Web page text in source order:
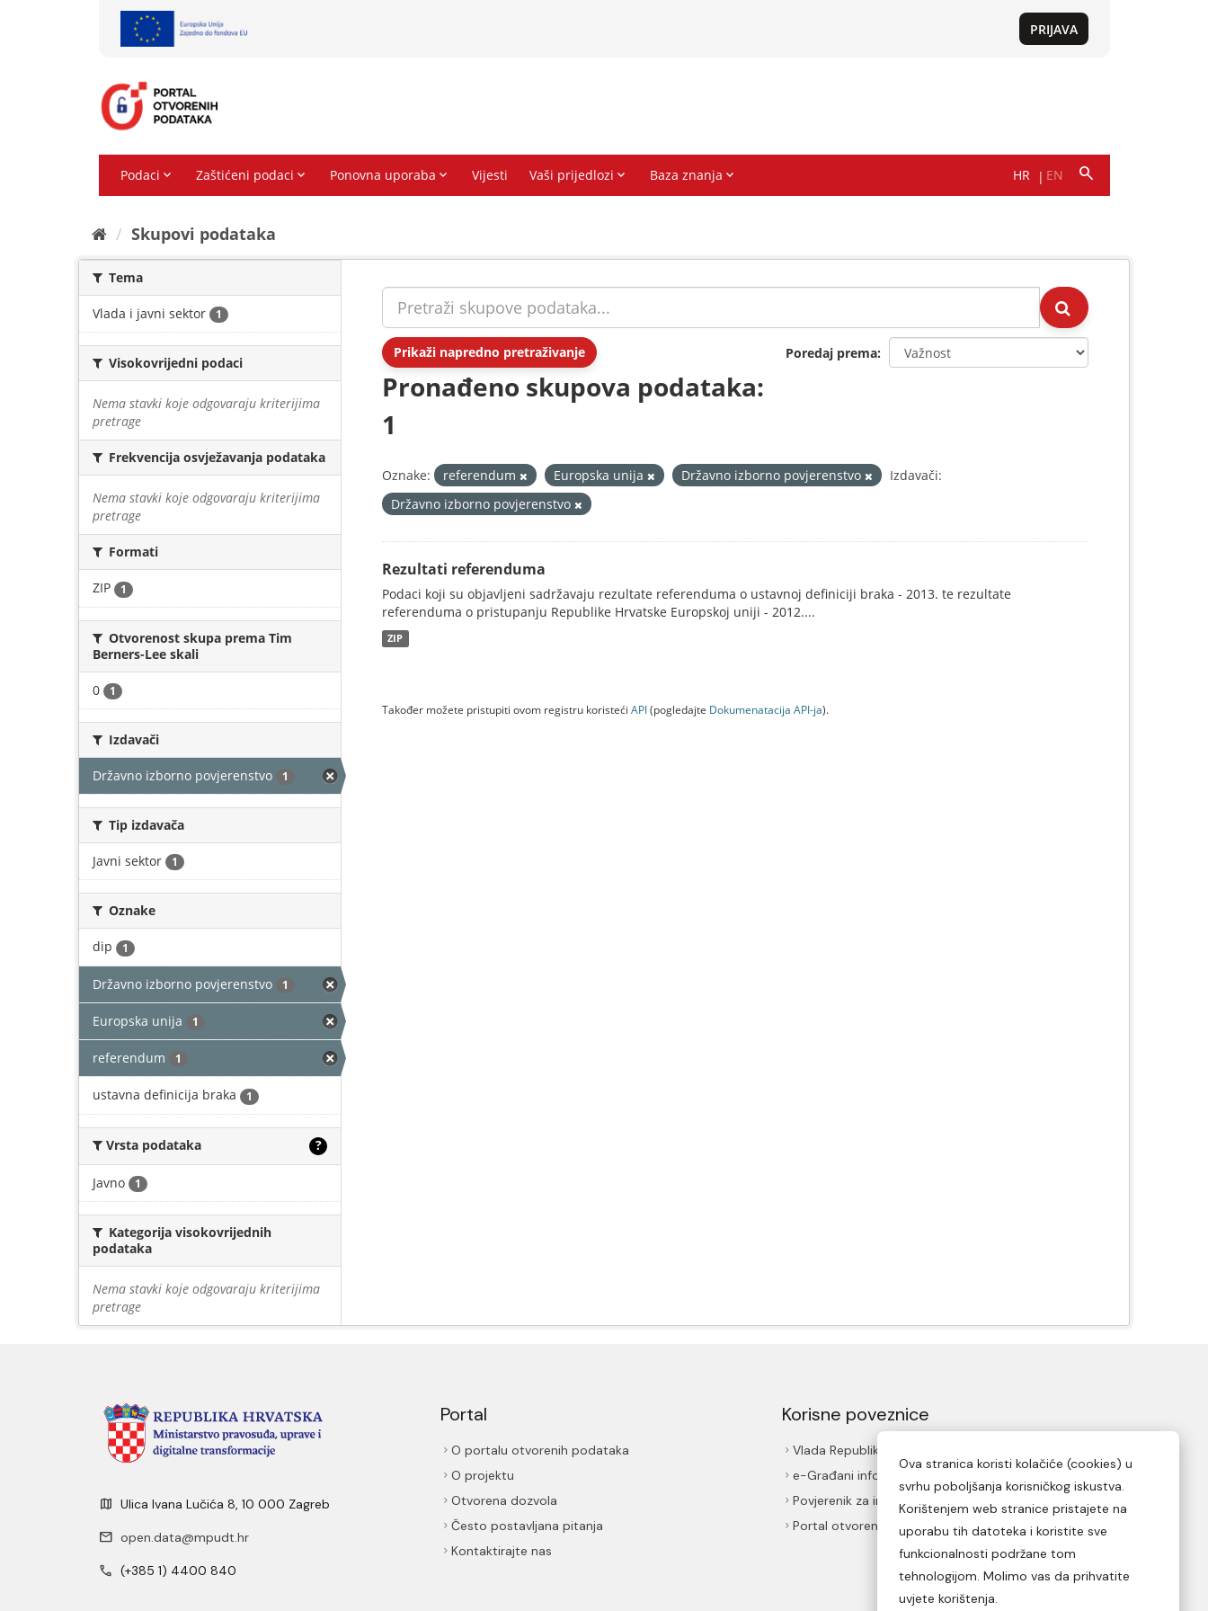
Skupovi podаtаkа
Tema
Vlada i javni sektor 1
Visokovrijedni podaci
Nema stavki koje odgovaraju kriterijima
pretrage
Frekvencija osvježavanja podataka
Nema stavki koje odgovaraju kriterijima
pretrage
Formati
ZIP 1
Otvorenost skupa prema Tim
Berners-Lee skali
0 1
Izdavači
Državno izborno povjerenstvo 1
Tip izdavača
Javni sektor 1
Oznake
dip 1
Državno izborno povjerenstvo 1
Europska unija 1
referendum 1
ustavna definicija braka 1
Vrsta podataka ?
Javno 1
Kategorija visokovrijednih
podataka
Nema stavki koje odgovaraju kriterijima
pretrage
Prikaži napredno pretraživanje Poredaj prema
Pronađeno skupova podataka:
1
Oznake: referendum Europska unija Državno izborno povjerenstvo
Izdavači:
Državno izborno povjerenstvo
Rezultati referenduma
Podaci koji su objavljeni sadržavaju rezultate referenduma o ustavnoj definiciji braka - 2013. te rezultate
referenduma o pristupanju Republike Hrvatske Europskoj uniji - 2012....
ZIP
Također možete pristupiti ovom registru koristeći API(pogledajte Dokumenаtаcijа API-jа).